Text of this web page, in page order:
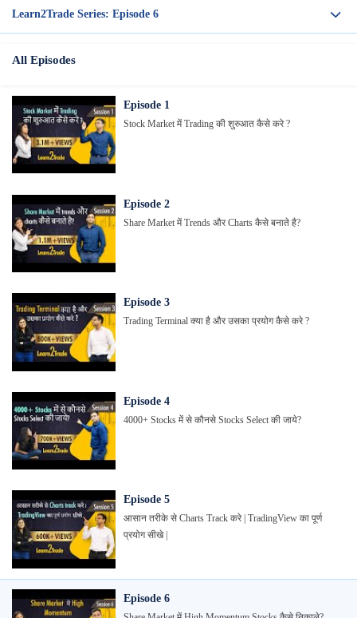
Learn2Trade Series: Episode 6
All Episodes
Episode 1
Stock Market में Trading की शुरुआत कैसे करे ?
Episode 2
Share Market में Trends और Charts कैसे बनाते है?
Episode 3
Trading Terminal क्या है और उसका प्रयोग कैसे करे ?
Episode 4
4000+ Stocks में से कौनसे Stocks Select की जाये?
Episode 5
आसान तरीके से Charts Track करे | TradingView का पूर्ण
प्रयोग सीखे |
Episode 6